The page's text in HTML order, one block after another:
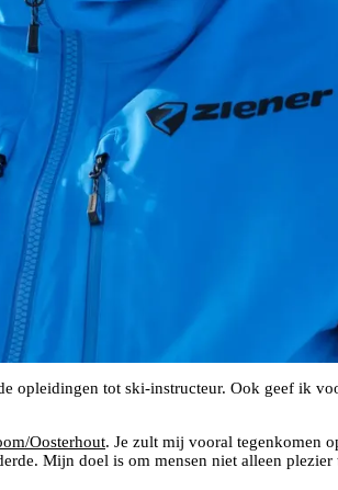
opleidingen tot ski-instructeur. Ook geef ik
Oosterhout. Je zult mij vooral tegenkomen
Mijn doel is om mensen niet alleen